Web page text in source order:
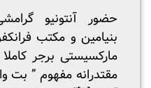
حضور آنتونیو
بنیامین و مکتب
مارکسیستی برجر
مقتدرانه مفهوم ” بت